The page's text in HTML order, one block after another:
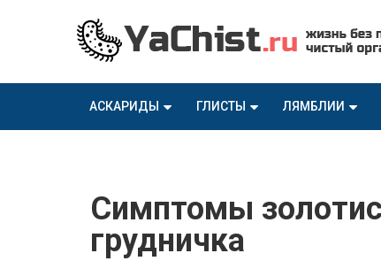
АСКАРИДЫ ГЛИСТЫ ЛЯМБЛИИ
Симптомы
грудничка